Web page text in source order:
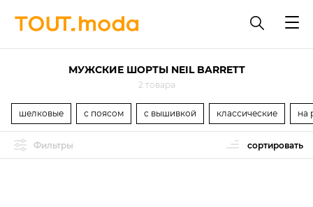
МУЖСКИЕ ШОРТЫ NEIL BARRETT
2 товара
шелковые с поясом с вышивкой классические на
Фильтры сортировать